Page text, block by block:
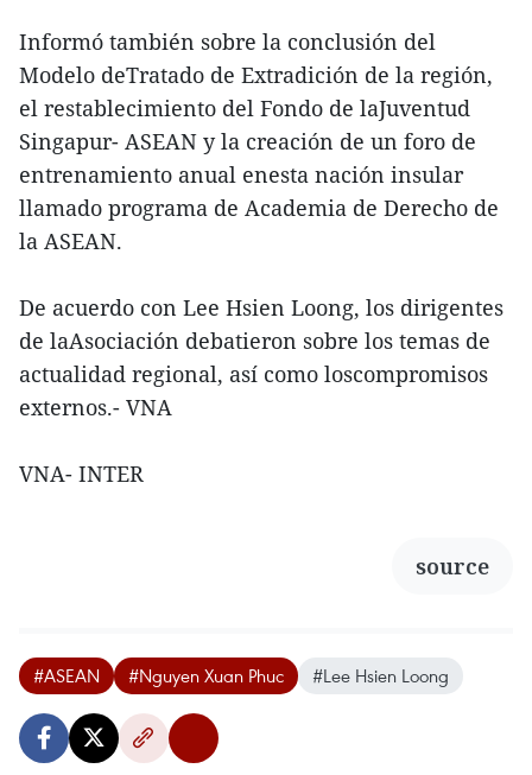
Informó también sobre la conclusión del
Modelo deTratado de Extradición de la región,
el restablecimiento del Fondo de laJuventud
Singapur- ASEAN y la creación de un foro de
entrenamiento anual enesta nación insular
llamado programa de Academia de Derecho de
la ASEAN.
De acuerdo con Lee Hsien Loong, los dirigentes
de laAsociación debatieron sobre los temas de
actualidad regional, así como loscompromisos
externos.- VNA
VNA- INTER
source
#ASEAN #Nguyen Xuan Phuc #Lee Hsien Loong